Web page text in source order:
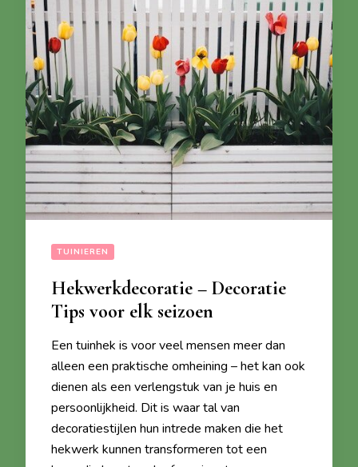
TUINIEREN
Hekwerkdecoratie – Decoratie
Tips voor elk seizoen
Een tuinhek is voor veel mensen meer dan
alleen een praktische omheining – het kan ook
dienen als een verlengstuk van je huis en
persoonlijkheid. Dit is waar tal van
decoratiestijlen hun intrede maken die het
hekwerk kunnen transformeren tot een